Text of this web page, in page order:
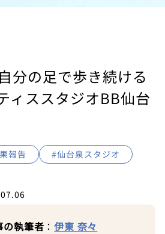
分の足で歩き続ける
ィススタジオBB仙台
報告 #仙台泉スタジオ
の執筆者 ：伊東 奈々